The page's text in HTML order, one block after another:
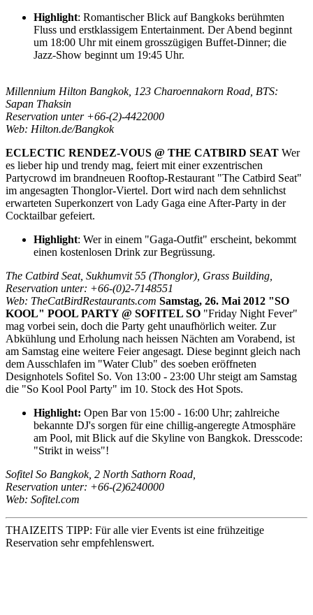
Highlight: Romantischer Blick auf Bangkoks berühmten
Fluss und erstklassigem Entertainment. Der Abend beginnt
um 18:00 Uhr mit einem grosszügigen Buffet-Dinner; die
Jazz-Show beginnt um 19:45 Uhr.
Millennium Hilton Bangkok, 123 Charoennakorn Road, BTS:
Sapan Thaksin
Reservation unter +66-(2)-4422000
Web: Hilton.de/Bangkok
ECLECTIC RENDEZ-VOUS @ THE CATBIRD SEAT Wer
es lieber hip und trendy mag, feiert mit einer exzentrischen
Partycrowd im brandneuen Rooftop-Restaurant "The Catbird Seat"
im angesagten Thonglor-Viertel. Dort wird nach dem sehnlichst
erwarteten Superkonzert von Lady Gaga eine After-Party in der
Cocktailbar gefeiert.
Highlight: Wer in einem "Gaga-Outfit" erscheint, bekommt
einen kostenlosen Drink zur Begrüssung.
The Catbird Seat, Sukhumvit 55 (Thonglor), Grass Building,
Reservation unter: +66-(0)2-7148551
Web: TheCatBirdRestaurants.com Samstag, 26. Mai 2012 "SO
KOOL" POOL PARTY @ SOFITEL SO "Friday Night Fever"
mag vorbei sein, doch die Party geht unaufhörlich weiter. Zur
Abkühlung und Erholung nach heissen Nächten am Vorabend, ist
am Samstag eine weitere Feier angesagt. Diese beginnt gleich nach
dem Ausschlafen im "Water Club" des soeben eröffneten
Designhotels Sofitel So. Von 13:00 - 23:00 Uhr steigt am Samstag
die "So Kool Pool Party" im 10. Stock des Hot Spots.
Highlight: Open Bar von 15:00 - 16:00 Uhr; zahlreiche
bekannte DJ's sorgen für eine chillig-angeregte Atmosphäre
am Pool, mit Blick auf die Skyline von Bangkok. Dresscode:
"Strikt in weiss"!
Sofitel So Bangkok, 2 North Sathorn Road,
Reservation unter: +66-(2)6240000
Web: Sofitel.com
THAIZEITS TIPP: Für alle vier Events ist eine frühzeitige
Reservation sehr empfehlenswert.